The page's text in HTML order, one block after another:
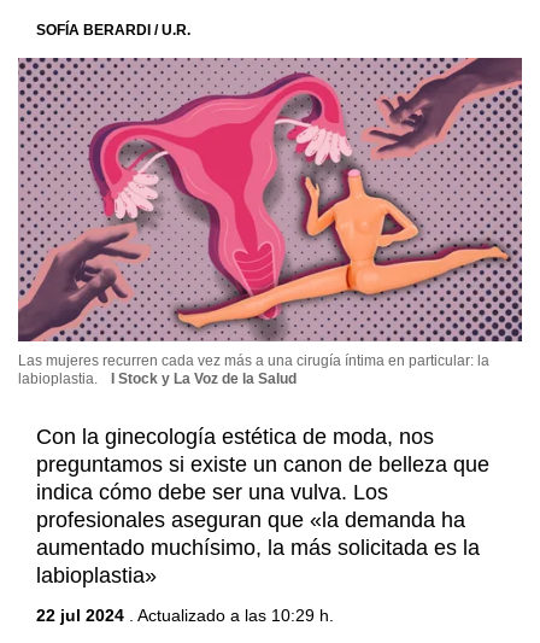
SOFÍA BERARDI / U.R.
Las mujeres recurren cada vez más a una cirugía íntima en particular: la
labioplastia.
I Stock y La Voz de la Salud
Con la ginecología estética de moda, nos
preguntamos si existe un canon de belleza que
indica cómo debe ser una vulva. Los
profesionales aseguran que «la demanda ha
aumentado muchísimo, la más solicitada es la
labioplastia»
22 jul 2024 . Actualizado a las 10:29 h.